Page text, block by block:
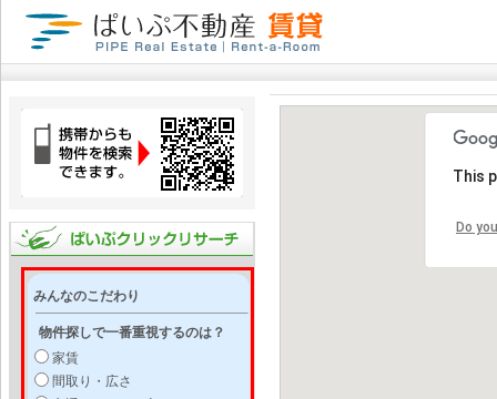
みんなのこだわり
物件探しで一番重視するのは？
家賃
間取り・広さ
This
Do